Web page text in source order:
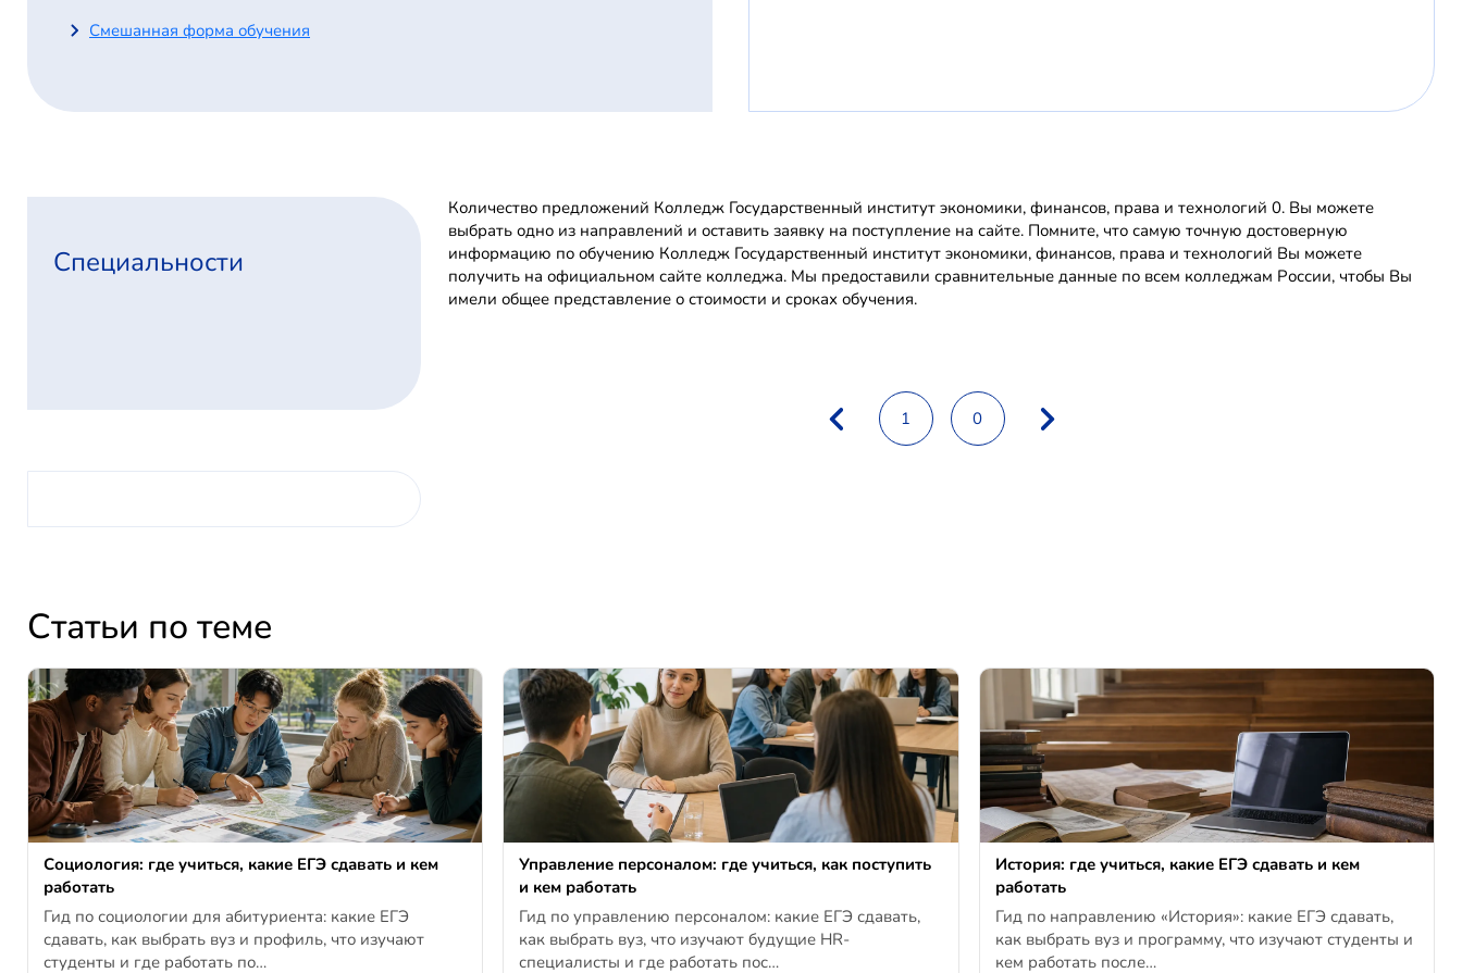
Смешанная форма обучения
Специальности
Количество предложений Колледж Государственный институт экономики, финансов, права и технологий 0. Вы можете
выбрать одно из направлений и оставить заявку на поступление на сайте. Помните, что самую точную достоверную
информацию по обучению Колледж Государственный институт экономики, финансов, права и технологий Вы можете
получить на официальном сайте колледжа. Мы предоставили сравнительные данные по всем колледжам России, чтобы Вы
имели общее представление о стоимости и сроках обучения.
1 0
Статьи по теме
Социология: где учиться, какие ЕГЭ сдавать и кем
работать
Гид по социологии для абитуриента: какие ЕГЭ
сдавать, как выбрать вуз и профиль, что изучают
студенты и где работать по…
Управление персоналом: где учиться, как поступить
и кем работать
Гид по управлению персоналом: какие ЕГЭ сдавать,
как выбрать вуз, что изучают будущие HR-
специалисты и где работать пос…
История: где учиться, какие ЕГЭ сдавать и кем
работать
Гид по направлению «История»: какие ЕГЭ сдавать,
как выбрать вуз и программу, что изучают студенты и
кем работать после…